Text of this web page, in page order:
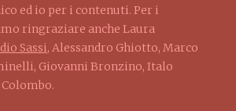
ed io per i contenuti. Per i
ringraziare anche Laura
Sassi, Alessandro Ghiotto, Marco
Giovanni Bronzino, Italo